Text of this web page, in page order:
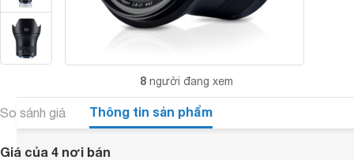
8 người đang xem
So sánh giá Thông tin sản phẩm
Giá của 4 nơi bán